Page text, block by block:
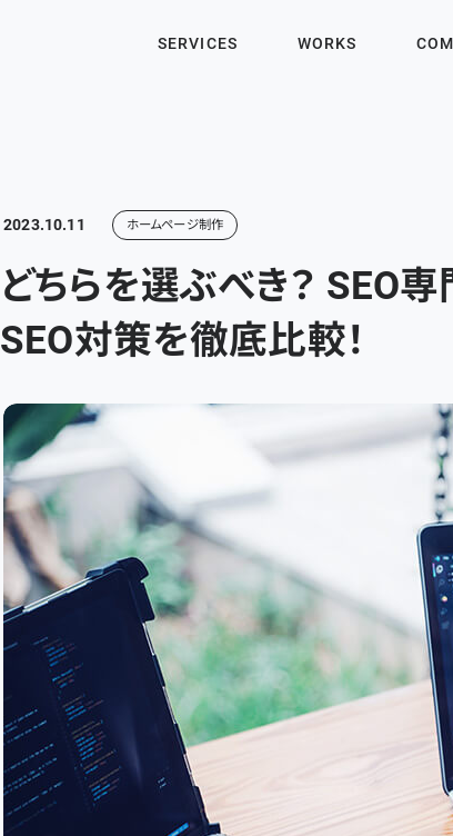
SERVICES WORKS
2023.10.11 ホームページ制作
どちらを選ぶべき？ SEO
SEO対策を徹底比較！